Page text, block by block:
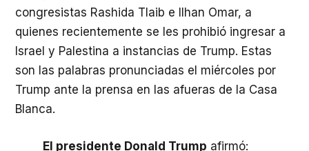
congresistas Rashida Tlaib e Ilhan Omar, a
quienes recientemente se les prohibió ingresar a
Israel y Palestina a instancias de Trump. Estas
son las palabras pronunciadas el miércoles por
Trump ante la prensa en las afueras de la Casa
Blanca.
El presidente Donald Trump afirmó: